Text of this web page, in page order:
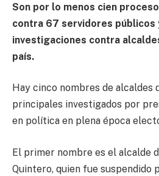
Son por lo menos cien
contra 67 servidores públicos
investigaciones contra
país.
Hay cinco nombres de alcaldes
principales investigados por
en política en plena época
El primer nombre es el alcalde
Quintero, quien fue suspendido